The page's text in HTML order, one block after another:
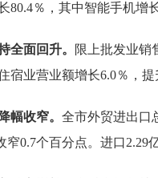
80.4％，其中智能手机增
全面回升。
限上批发业销
宿业营业额增长6.0％， 提
幅收窄。 全市外贸进出口
窄0.7个百分点。进口